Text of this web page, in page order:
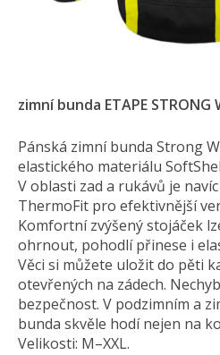
zimní bunda ETAPE STRONG
Pánská zimní bunda Strong
elastického materiálu
V oblasti zad a rukávů je
ThermoFit pro efektivnější
Komfortní zvýšený stojáček
ohrnout, pohodlí přinese i
Věci si můžete uložit do pěti
otevřených na zádech.
bezpečnost. V podzimním a
bunda skvěle hodí nejen na
Velikosti: M–XXL.